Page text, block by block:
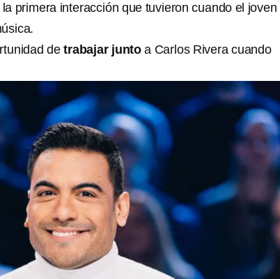
primera interacción que tuvieron cuando el joven
detrabajar juntoa Carlos Rivera cuando